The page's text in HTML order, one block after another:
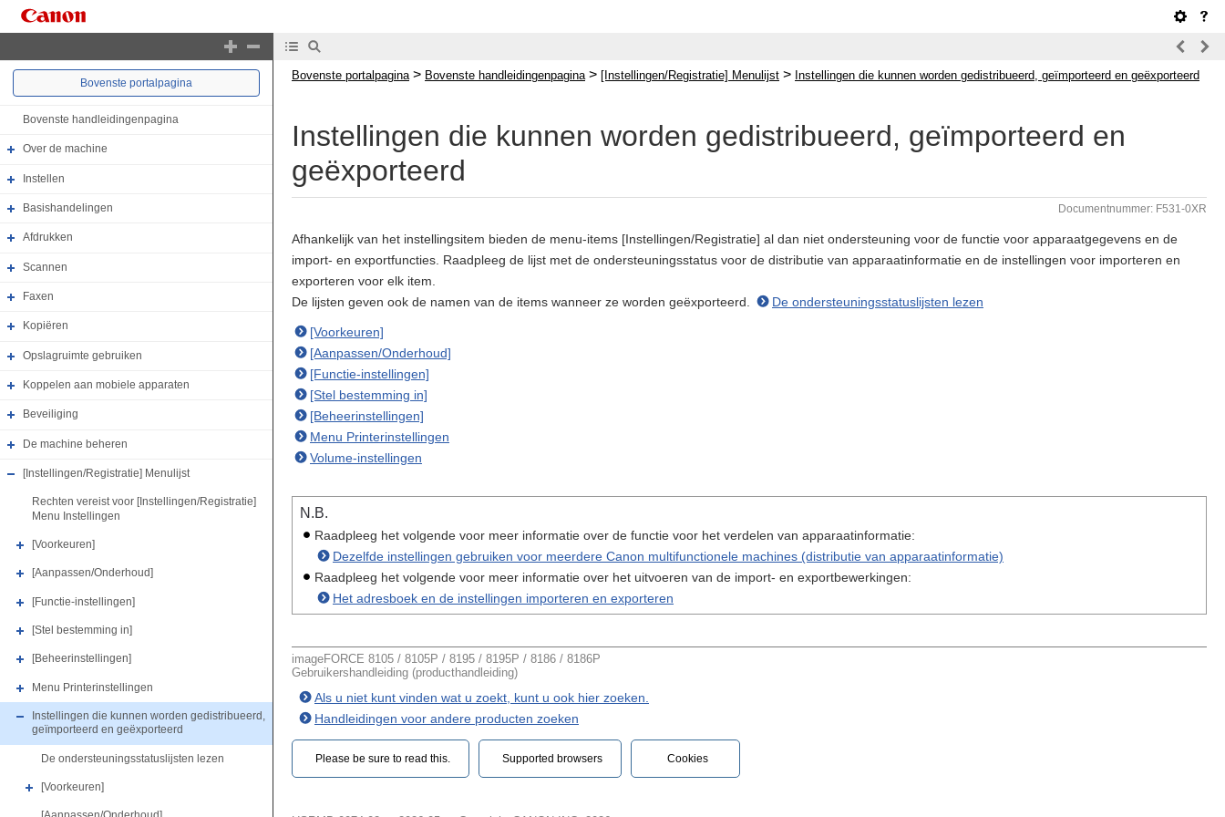
Bovenste portalpagina
Bovenste handleidingenpagina
Over de machine
Instellen
Basishandelingen
Afdrukken
Scannen
Faxen
Kopiëren
Opslagruimte gebruiken
Koppelen aan mobiele apparaten
Beveiliging
De machine beheren
[Instellingen/Registratie] Menulijst
Rechten vereist voor [Instellingen/Registratie]
Menu Instellingen
[Voorkeuren]
[Aanpassen/Onderhoud]
[Functie-instellingen]
[Stel bestemming in]
[Beheerinstellingen]
Menu Printerinstellingen
Instellingen die kunnen worden gedistribueerd,
geïmporteerd en geëxporteerd
De ondersteuningsstatuslijsten lezen
[Voorkeuren]
Bovenste portalpagina > Bovenste handleidingenpagina > [Instellingen/Registratie] Menulijst > Instellingen die kunnen worden gedistribueerd, geïmporteerd en geëxporteerd
Instellingen die kunnen worden gedistribueerd, geïmporteerd en
geëxporteerd
Documentnummer: F531-0XR
Afhankelijk van het instellingsitem bieden de menu-items [Instellingen/Registratie] al dan niet ondersteuning voor de functie voor apparaatgegevens en de
import- en exportfuncties. Raadpleeg de lijst met de ondersteuningsstatus voor de distributie van apparaatinformatie en de instellingen voor importeren en
exporteren voor elk item.
De lijsten geven ook de namen van de items wanneer ze worden geëxporteerd.
De ondersteuningsstatuslijsten lezen
[Voorkeuren]
[Aanpassen/Onderhoud]
[Functie-instellingen]
[Stel bestemming in]
[Beheerinstellingen]
Menu Printerinstellingen
Volume-instellingen
N.B.
Raadpleeg het volgende voor meer informatie over de functie voor het verdelen van apparaatinformatie:
Dezelfde instellingen gebruiken voor meerdere Canon multifunctionele machines (distributie van apparaatinformatie)
Raadpleeg het volgende voor meer informatie over het uitvoeren van de import- en exportbewerkingen:
Het adresboek en de instellingen importeren en exporteren
imageFORCE 8105 / 8105P / 8195 / 8195P / 8186 / 8186P
Gebruikershandleiding (producthandleiding)
Als u niet kunt vinden wat u zoekt, kunt u ook hier zoeken.
Handleidingen voor andere producten zoeken
Please be sure to read this.‎ Supported browsers Cookies